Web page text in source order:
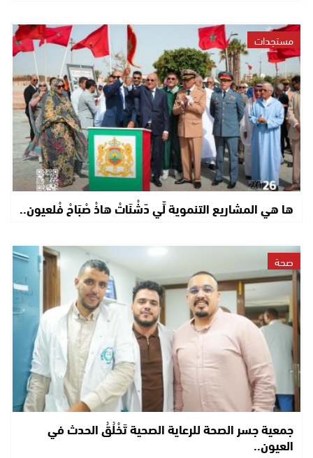
مستجدات
ها هي المشاريع التنموية لِّي دّشْنَاتْ هاذْ صْبَاحْ فْلعيون..
صحة
جمعية جسر الصحة للرعاية الصحية تَخْلُقُ الحدث في
العيون..